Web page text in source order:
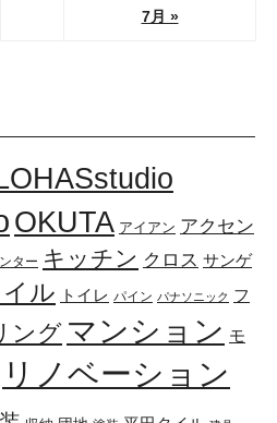
7月 »
OKUTA アイアン アクセン
ター キッチン クロス サンゲ
ル トイレ パイン パナソニック フ
ング マンション モ
リノベーション